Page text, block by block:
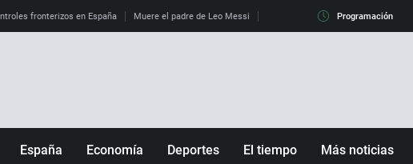
fronterizos en España Muere el padre de Leo Messi La diferencia entre observar el
Programación
España Economía Deportes El tiempo Más noticias